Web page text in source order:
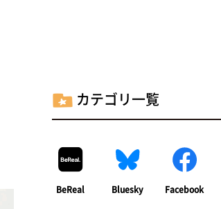
カテゴリ一覧
BeReal Bluesky Facebook